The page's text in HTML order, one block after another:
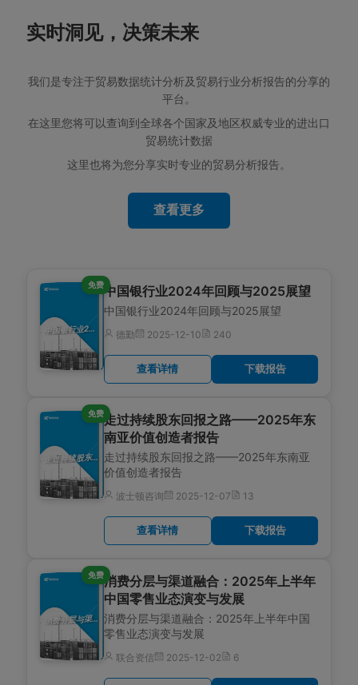
实时洞见，决策未来
我们是专注于贸易数据统计分析及贸易行业分析报告的分享的
平台。
在这里您将可以查询到全球各个国家及地区权威专业的进出口
贸易统计数据
这里也将为您分享实时专业的贸易分析报告。
查看更多
中国银行业2024年回顾与2025展望
免费中国银行业2024年回顾与2025展望
中国银行业2024年回顾与2025展望
德勤 2025-12-10 240
查看详情 下载报告
走过持续股东回报之路——2025年东南亚价值创造者报告
免费走过持续股东回报之路——2025年东
南亚价值创造者报告
走过持续股东回报之路——2025年东南亚
价值创造者报告
波士顿咨询 2025-12-07 13
查看详情 下载报告
消费分层与渠道融合：2025年上半年中国零售业态演变与发展
免费消费分层与渠道融合：2025年上半年
中国零售业态演变与发展
消费分层与渠道融合：2025年上半年中国
零售业态演变与发展
联合资信 2025-12-02 6